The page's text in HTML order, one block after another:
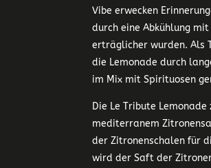
Vibe erwecken
durch eine Abkühlung
erträglicher wurden. Als
die Lemonade durch
im Mix mit Spirituosen
Die Le Tribute
mediterranem
der Zitronenschalen für
wird der Saft der